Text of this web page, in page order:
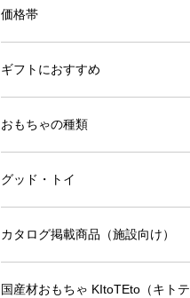
価格帯
ギフトにおすすめ
おもちゃの種類
グッド・トイ
カタログ掲載商品（施設向け）
国産材おもちゃ KItoTEto（キトテ